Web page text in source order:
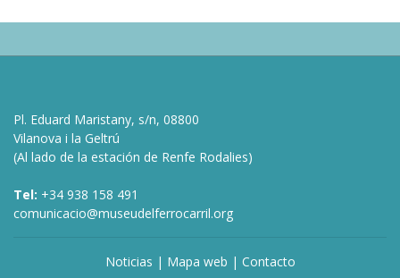
Pl. Eduard Maristany, s/n, 08800
Vilanova i la Geltrú
(Al lado de la estación de Renfe Rodalies)
Tel: +34 938 158 491
comunicacio@museudelferrocarril.org
Noticias | Mapa web | Contacto